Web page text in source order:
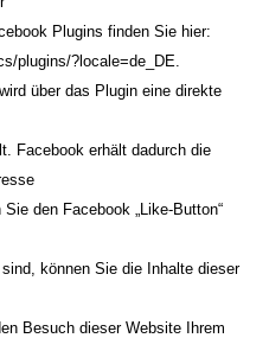
Plugins finden Sie hier:
plugins/?locale=de_DE.
über das Plugin eine direkte
Facebook erhält dadurch die
den Facebook „Like-Button“
können Sie die Inhalte dieser
Besuch dieser Website Ihrem